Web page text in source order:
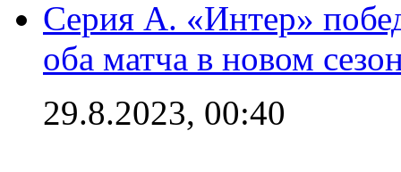
Серия А. «Интер»
оба матча в новом
29.8.2023, 00:40